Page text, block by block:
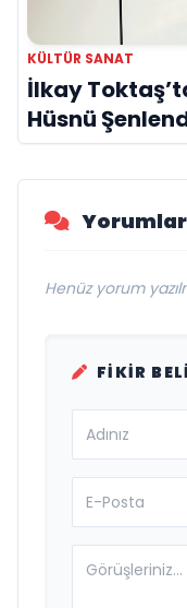
KÜLTÜR SANAT
İlkay
Hüsnü
duygusal bir
Gibi”
Henüz yorum
FIKIR